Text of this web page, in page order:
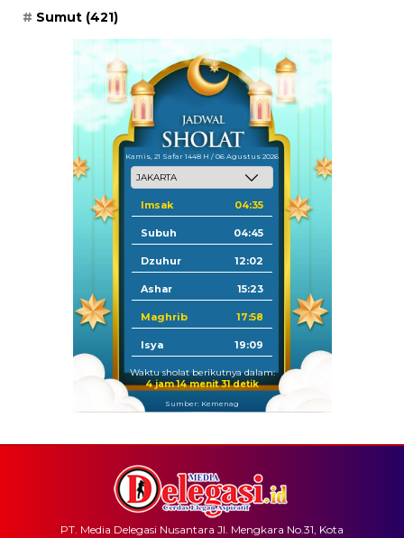
Sumut (421)
Kamis, 21 Safar 1448 H / 06 Agustus 2026
Imsak 04:35
Subuh 04:45
Dzuhur 12:02
Ashar 15:23
Maghrib 17:58
Isya 19:09
Waktu sholat berikutnya dalam:
4 jam 14 menit 31 detik
Sumber: Kemenag
PT. Media Delegasi Nusantara Jl. Mengkara No.31, Kota